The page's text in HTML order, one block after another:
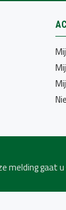
melding gaat